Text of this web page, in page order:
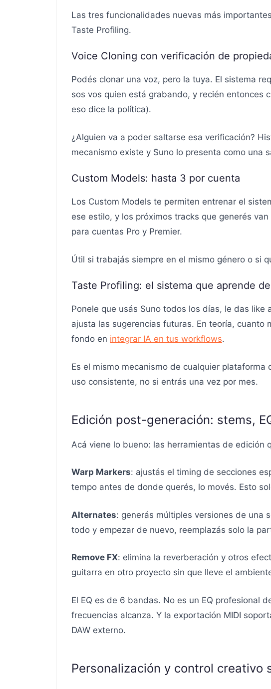
Las tres funcionalidades nuevas más
Taste Profiling.
Voice Cloning con verificación de
Podés clonar una voz, pero la tuya. El sistema
sos vos quien está grabando, y recién entonces
eso dice la política).
¿Alguien va a poder saltarse esa verificación?
mecanismo existe y Suno lo presenta como una
Custom Models: hasta 3 por cuenta
Los Custom Models te permiten entrenar el
ese estilo, y los próximos tracks que generés
para cuentas Pro y Premier.
Útil si trabajás siempre en el mismo género o si
Taste Profiling: el sistema que aprende
Ponele que usás Suno todos los días, le das
ajusta las sugerencias futuras. En teoría, cuanto
fondo en integrar IA en tus workflows.
Es el mismo mecanismo de cualquier
uso consistente, no si entrás una vez por mes.
Edición post-generación: stems,
Acá viene lo bueno: las herramientas de edición
Warp Markers: ajustás el timing de secciones
tempo antes de donde querés, lo movés. Esto
Alternates: generás múltiples versiones de una
todo y empezar de nuevo, reemplazás solo la
Remove FX: elimina la reverberación y otros
guitarra en otro proyecto sin que lleve el
El EQ es de 6 bandas. No es un EQ profesional
frecuencias alcanza. Y la exportación MIDI
DAW externo.
Personalización y control creativo